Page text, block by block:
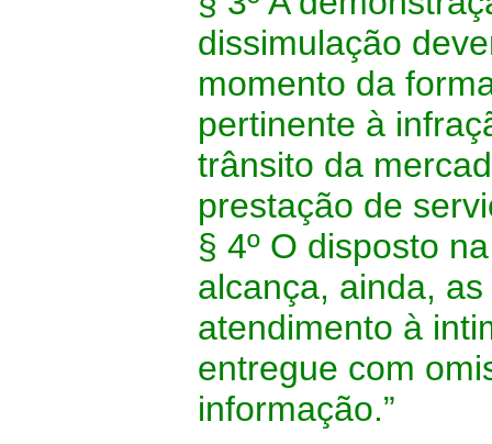
dissimulação
momento da
pertinente à
trânsito da
prestação de
§ 4º O disposto
alcança, ainda,
atendimento à
entregue com
informação.”